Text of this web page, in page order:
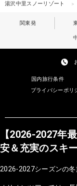
湯沢中里スノーリゾート
関東発
国内旅行条件
プライバシーポリ
【2026-2027年
安＆充実のスキ
2026-2027シーズンの